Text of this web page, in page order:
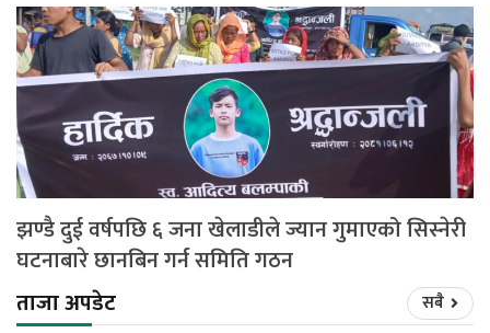
झण्डै दुई वर्षपछि ६ जना खेलाडीले ज्यान गुमाएको सिस्नेरी
घटनाबारे छानबिन गर्न समिति गठन
ताजा अपडेट
सबै